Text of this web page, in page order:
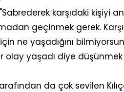
"Sabrederek karşıdaki kişiyi
geçinmek gerek.
ne yaşadığını
olay yaşadı diye
da çok sevilen